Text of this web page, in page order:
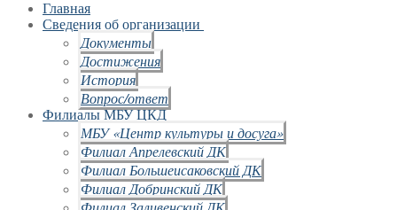
Главная
Сведения об организации
Документы
Достижения
История
Вопрос/ответ
Филиалы МБУ ЦКД
МБУ «Центр культуры и досуга»
Филиал Апрелевский ДК
Филиал Большеисаковский ДК
Филиал Добринский ДК